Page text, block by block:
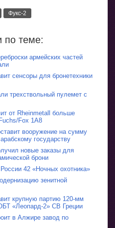
Фукс-2
по теме:
армейских частей
сенсоры для бронетехники
трехствольный пулемет с
от Rheinmetall больше
Fox 1A8
вооружение на сумму
государству
новые заказы для
брони
42 «Ночных охотника»
зенитной
крупную партию 120-мм
«Леопард-2» СВ Греции
в Алжире завод по